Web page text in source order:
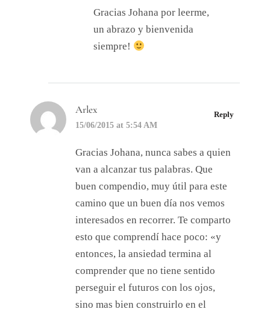
Gracias Johana por leerme,
un abrazo y bienvenida
siempre!
Arlex
15/06/2015 at 5:54 AM
Reply
Gracias Johana, nunca sabes a quien
van a alcanzar tus palabras. Que
buen compendio, muy útil para este
camino que un buen día nos vemos
interesados en recorrer. Te comparto
esto que comprendí hace poco: «y
entonces, la ansiedad termina al
comprender que no tiene sentido
perseguir el futuros con los ojos,
sino mas bien construirlo en el